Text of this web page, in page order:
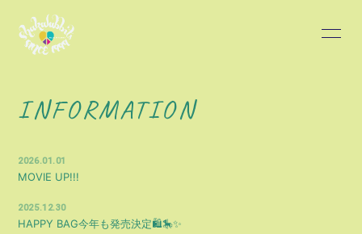
DISCOGRAPHY
MOVIE
INFORMATION
2026.01.01
MOVIE UP!!!
2025.12.30
HAPPY BAG今年も発売決定🛍️🎠✨